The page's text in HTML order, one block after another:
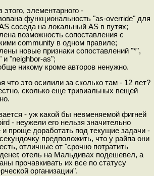
этого, элементарного -
функциональность "as-override" для
соседа на локальный AS в путях;
возможность сопоставления с
community в одном правиле;
новые признаки сопоставлений "*",
и "neighbor-as";
никому кроме авторов ненужно.
что это осилили за сколько там - 12 лет?
сколько еще тривиальных вещей
- уж какой бы невменяемой фигней
- неужели его нельзя значительно
и проще доработать под текущие задачи -
предположить, что у райпа они
отличные от "срочно потратить
отель на Мальдивах подешевел, а
прочавкивать их все по статусу
организации".